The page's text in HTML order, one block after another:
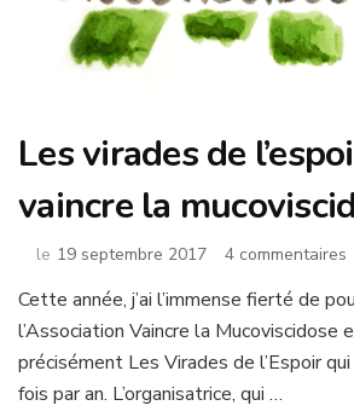
Les virades de
vaincre la
le 19 septembre 2017 4 commentaires
Cette année, j’ai l’immense fierté de
l’Association Vaincre la Mucoviscidose
précisément Les Virades de l’Espoir qui
fois par an. L’organisatrice, qui …